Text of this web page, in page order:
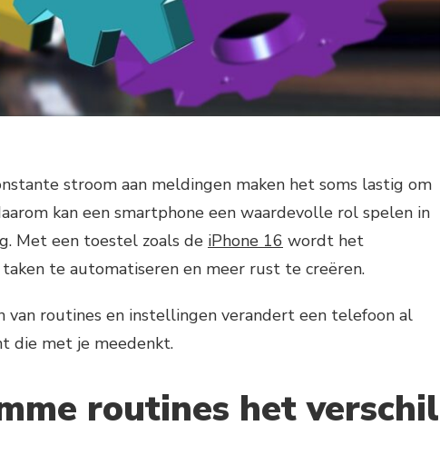
stroom aan meldingen maken het soms lastig om
kan een smartphone een waardevolle rol spelen in
Met een toestel zoals de iPhone 16 wordt het
te automatiseren en meer rust te creëren.
van routines en instellingen verandert een telefoon al
die met je meedenkt.
routines het verschil